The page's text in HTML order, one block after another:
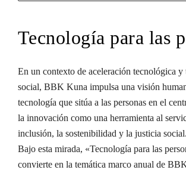
Tecnología para las
En un contexto de aceleración tecnológica y
social, BBK Kuna impulsa una visión
tecnología que sitúa a las personas en el
la innovación como una herramienta al
inclusión, la sostenibilidad y la justicia social.
Bajo esta mirada, «Tecnología para las
convierte en la temática marco anual de